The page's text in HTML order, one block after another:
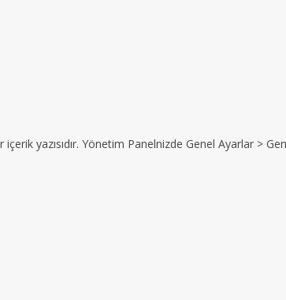
yazısıdır. Yönetim Panelnizde Genel Ayarlar >